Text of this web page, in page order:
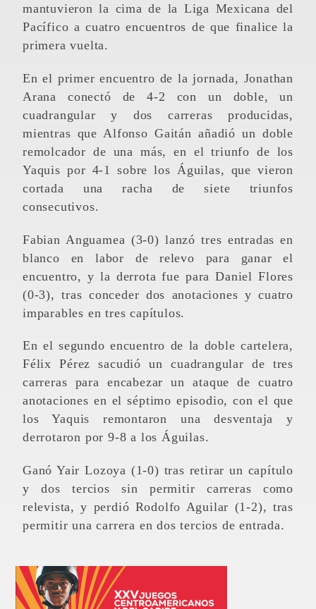
mantuvieron la cima de la Liga Mexicana del
Pacífico a cuatro encuentros de que finalice la
primera vuelta.
En el primer encuentro de la jornada, Jonathan
Arana conectó de 4-2 con un doble, un
cuadrangular y dos carreras producidas,
mientras que Alfonso Gaitán añadió un doble
remolcador de una más, en el triunfo de los
Yaquis por 4-1 sobre los Águilas, que vieron
cortada una racha de siete triunfos
consecutivos.
Fabian Anguamea (3-0) lanzó tres entradas en
blanco en labor de relevo para ganar el
encuentro, y la derrota fue para Daniel Flores
(0-3), tras conceder dos anotaciones y cuatro
imparables en tres capítulos.
En el segundo encuentro de la doble cartelera,
Félix Pérez sacudió un cuadrangular de tres
carreras para encabezar un ataque de cuatro
anotaciones en el séptimo episodio, con el que
los Yaquis remontaron una desventaja y
derrotaron por 9-8 a los Águilas.
Ganó Yair Lozoya (1-0) tras retirar un capítulo
y dos tercios sin permitir carreras como
relevista, y perdió Rodolfo Aguilar (1-2), tras
permitir una carrera en dos tercios de entrada.